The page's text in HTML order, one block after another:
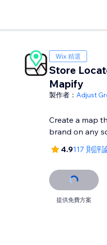
Wix 精選
Store
Mapify
製作者： Adjust
Create a map
brand on any
4.9117 則評
提供免費方案